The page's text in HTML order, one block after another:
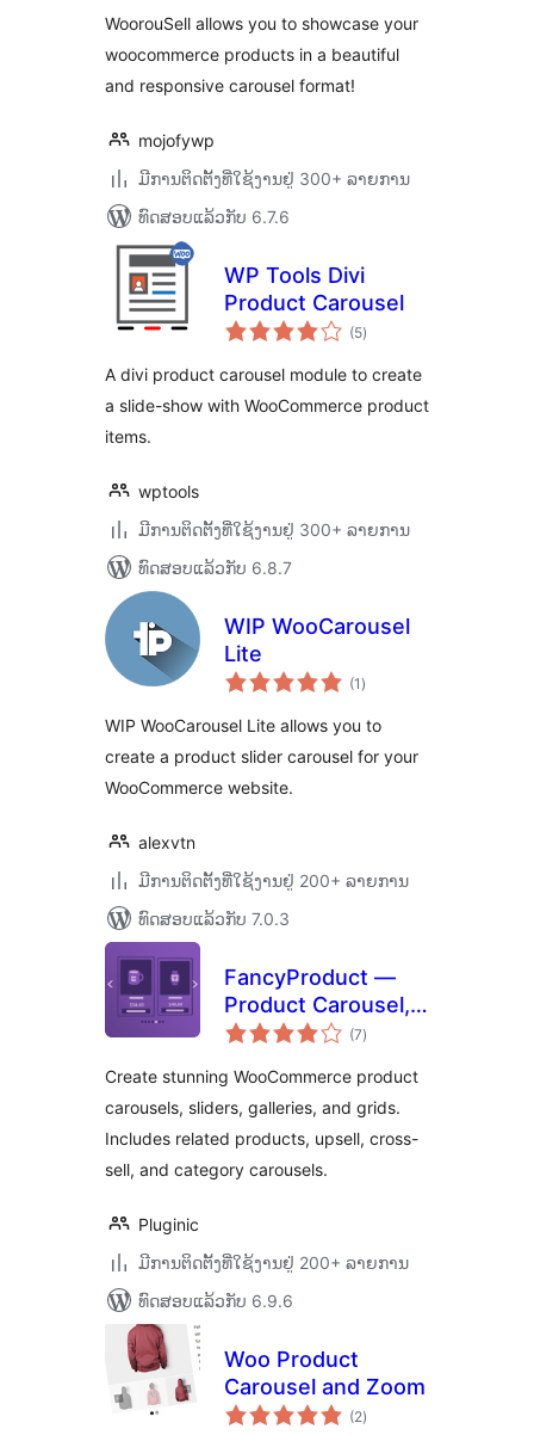
WoorouSell allows you to showcase your
woocommerce products in a beautiful
and responsive carousel format!
mojofywp
ມີການຕິດຕັ້ງທີ່ໃຊ້ງານຢູ່ 300+ ລາຍການ
ທົດສອບແລ້ວກັບ 6.7.6
WP Tools Divi
Product Carousel
(5ຄະແນນ
ທັງໝົດ
)
A divi product carousel module to create
a slide-show with WooCommerce product
items.
wptools
ມີການຕິດຕັ້ງທີ່ໃຊ້ງານຢູ່ 300+ ລາຍການ
ທົດສອບແລ້ວກັບ 6.8.7
WIP WooCarousel
Lite
(1 ຄະແນນ
ທັງໝົດ
)
WIP WooCarousel Lite allows you to
create a product slider carousel for your
WooCommerce website.
alexvtn
ມີການຕິດຕັ້ງທີ່ໃຊ້ງານຢູ່ 200+ ລາຍການ
ທົດສອບແລ້ວກັບ 7.0.3
FancyProduct —
Product Carousel,
Slider, Gallery &
WooCommerce
(7ຄະແນນ
ທັງໝົດ
)
Create stunning WooCommerce product
carousels, sliders, galleries, and grids.
Includes related products, upsell, cross-
sell, and category carousels.
Pluginic
ມີການຕິດຕັ້ງທີ່ໃຊ້ງານຢູ່ 200+ ລາຍການ
ທົດສອບແລ້ວກັບ 6.9.6
Woo Product
Carousel and Zoom
(2ຄະແນນ
ທັງໝົດ
)